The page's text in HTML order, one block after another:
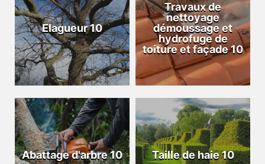
Elagueur 10
Travaux de
nettoyage
démoussage et
hydrofuge de
toiture et façade 10
Abattage d'arbre 10 Taille de haie 10